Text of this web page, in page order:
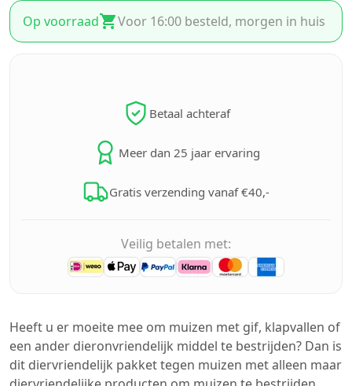
Op voorraad Voor 16:00 besteld, morgen in huis
Betaal achteraf
Meer dan 25 jaar ervaring
Gratis verzending vanaf €40,-
Veilig betalen met:
Heeft u er moeite mee om muizen met gif, klapvallen of
een ander dieronvriendelijk middel te bestrijden? Dan is
dit diervriendelijk pakket tegen muizen met alleen maar